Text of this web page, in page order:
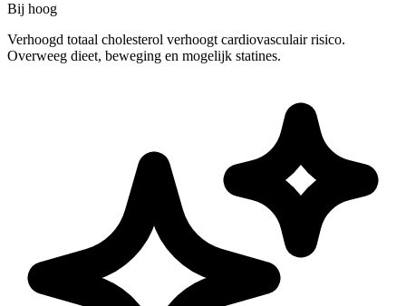
Bij hoog
Verhoogd totaal cholesterol verhoogt cardiovasculair risico.
Overweeg dieet, beweging en mogelijk statines.